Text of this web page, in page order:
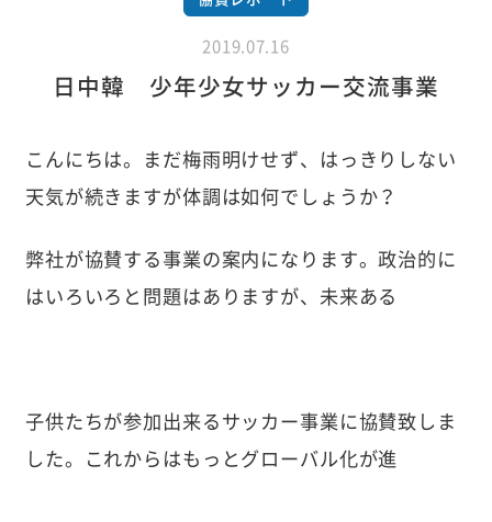
2019.07.16
日中韓 少年少女サッカー交流事業
こんにちは。まだ梅雨明けせず、はっきりしない
天気が続きますが体調は如何でしょうか？
弊社が協賛する事業の案内になります。政治的に
はいろいろと問題はありますが、未来ある
子供たちが参加出来るサッカー事業に協賛致しま
した。これからはもっとグローバル化が進